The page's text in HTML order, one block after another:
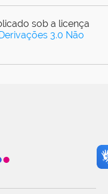
sob a licença
3.0 Não